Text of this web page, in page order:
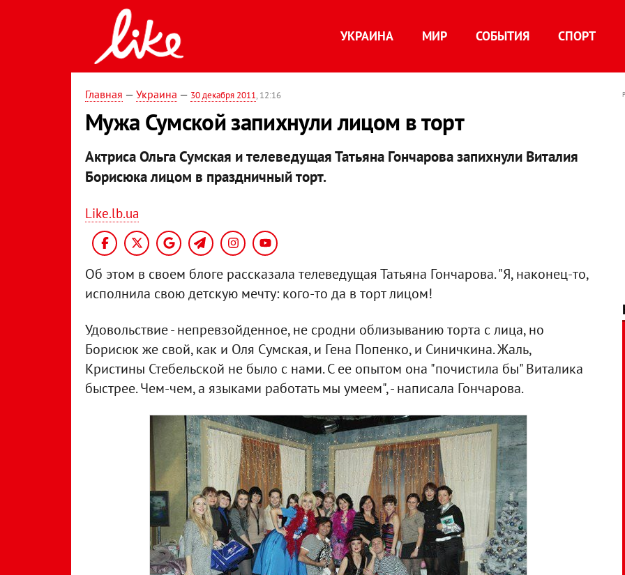
УКРАИНА МИР СОБЫТИЯ СПОРТ
Главная — Украина — 30 декабря 2011, 12:16
Мужа Сумской запихнули лицом в торт
Актриса Ольга Сумская и телеведущая Татьяна Гончарова запихнули Виталия
Борисюка лицом в праздничный торт.
Like.lb.ua
Об этом в своем блоге рассказала телеведущая Татьяна Гончарова. "Я, наконец-то,
исполнила свою детскую мечту: кого-то да в торт лицом!
Удовольствие - непревзойденное, не сродни облизыванию торта с лица, но
Борисюк же свой, как и Оля Сумская, и Гена Попенко, и Синичкина. Жаль,
Кристины Стебельской не было с нами. С ее опытом она "почистила бы" Виталика
быстрее. Чем-чем, а языками работать мы умеем", - написала Гончарова.